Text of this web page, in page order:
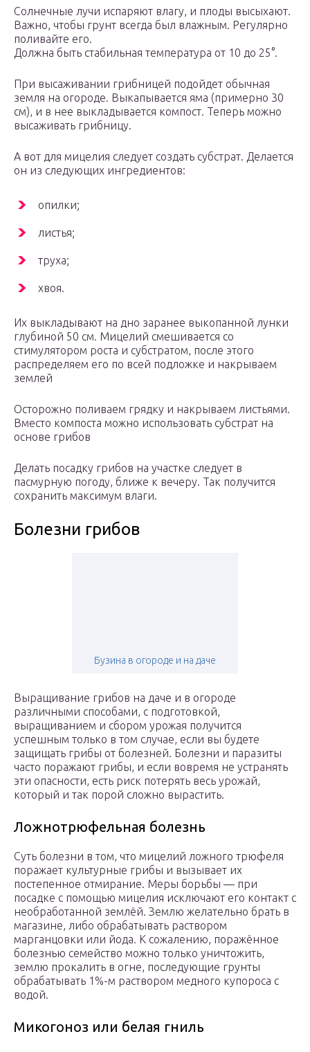
Солнечные лучи испаряют влагу, и плоды высыхают.
Важно, чтобы грунт всегда был влажным. Регулярно
поливайте его.
Должна быть стабильная температура от 10 до 25°.
При высаживании грибницей подойдет обычная
земля на огороде. Выкапывается яма (примерно 30
см), и в нее выкладывается компост. Теперь можно
высаживать грибницу.
А вот для мицелия следует создать субстрат. Делается
он из следующих ингредиентов:
опилки;
листья;
труха;
хвоя.
Их выкладывают на дно заранее выкопанной лунки
глубиной 50 см. Мицелий смешивается со
стимулятором роста и субстратом, после этого
распределяем его по всей подложке и накрываем
землей
Осторожно поливаем грядку и накрываем листьями.
Вместо компоста можно использовать субстрат на
основе грибов
Делать посадку грибов на участке следует в
пасмурную погоду, ближе к вечеру. Так получится
сохранить максимум влаги.
Болезни грибов
Бузина в огороде и на даче
Выращивание грибов на даче и в огороде
различными способами, с подготовкой,
выращиванием и сбором урожая получится
успешным только в том случае, если вы будете
защищать грибы от болезней. Болезни и паразиты
часто поражают грибы, и если вовремя не устранять
эти опасности, есть риск потерять весь урожай,
который и так порой сложно вырастить.
Ложнотрюфельная болезнь
Суть болезни в том, что мицелий ложного трюфеля
поражает культурные грибы и вызывает их
постепенное отмирание. Меры борьбы — при
посадке с помощью мицелия исключают его контакт с
необработанной землёй. Землю желательно брать в
магазине, либо обрабатывать раствором
марганцовки или йода. К сожалению, поражённое
болезнью семейство можно только уничтожить,
землю прокалить в огне, последующие грунты
обрабатывать 1%-м раствором медного купороса с
водой.
Микогоноз или белая гниль